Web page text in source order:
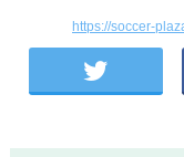
https://soccer-